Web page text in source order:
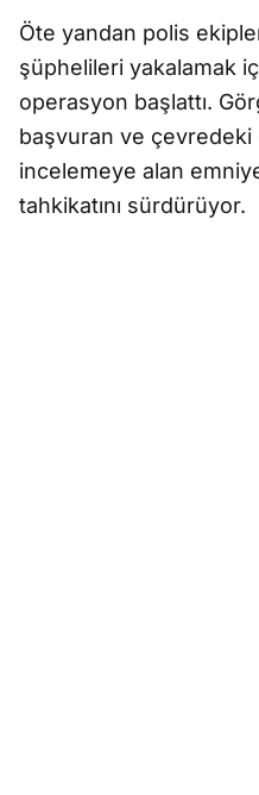
Öte yandan polis
şüphelileri yakalamak
operasyon başlattı.
başvuran ve çevredeki
incelemeye alan
tahkikatını sürdürüyor.